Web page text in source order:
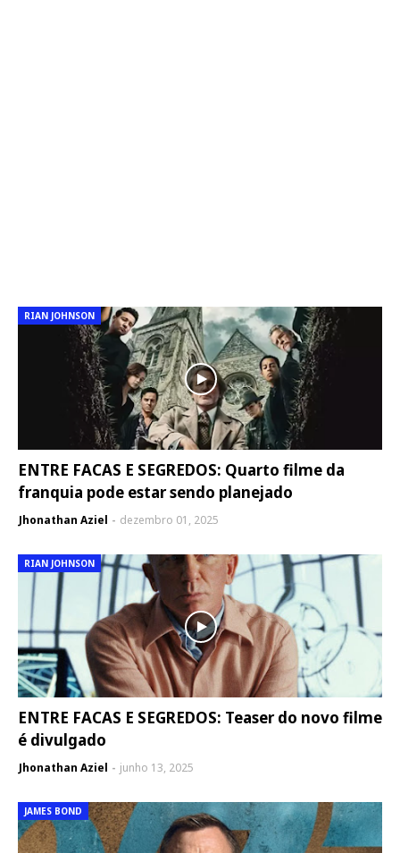
RIAN JOHNSON
ENTRE FACAS E SEGREDOS: Quarto filme da
franquia pode estar sendo planejado
Jhonathan Aziel dezembro 01, 2025
RIAN JOHNSON
ENTRE FACAS E SEGREDOS: Teaser do novo filme
é divulgado
Jhonathan Aziel junho 13, 2025
JAMES BOND